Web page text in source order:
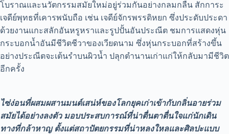
โบราณและนวัตกรรมสมัยใหม่อยู่ร่วมกันอย่างกลมกลืน สักการะ
เจดีย์พุทธที่เคารพนับถือ เช่น เจดีย์จักรพรรดิหยก ซึ่งประดับประดา
ด้วยงานแกะสลักอันหรูหราและรูปปั้นอันประณีต ชมการแสดงหุ่น
กระบอกน้ำอันมีชีวิตชีวาของเวียดนาม ซึ่งหุ่นกระบอกที่สร้างขึ้น
อย่างประณีตจะเต้นรำบนผิวน้ำ ปลุกตำนานเก่าแก่ให้กลับมามีชีวิต
อีกครั้ง
ไซ่ง่อนที่ผสมผสานมนต์เสน่ห์ของโลกยุคเก่าเข้ากับกลิ่นอายร่วม
สมัยได้อย่างลงตัว มอบประสบการณ์ที่น่าตื่นตาตื่นใจแก่นักเดิน
ทางที่กล้าหาญ ตั้งแต่สถาปัตยกรรมที่น่าหลงใหลและศิลปะแบบ